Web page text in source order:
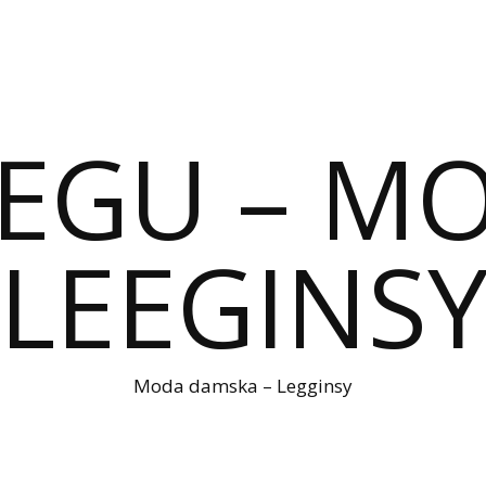
–
Moda damska – Legginsy